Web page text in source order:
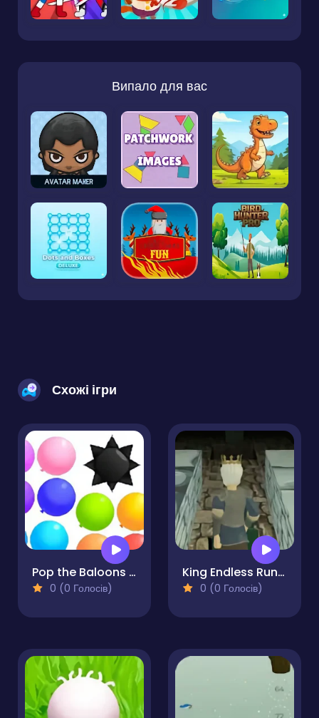
Випало для вас
Схожі ігри
Pop the Baloons Bounce
0 (0 Голосів)
King Endless Runner
0 (0 Голосів)